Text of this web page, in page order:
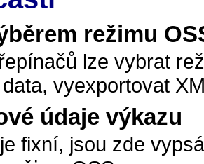
režimu
lze vybrat
vyexportovat
údaje výkazu
fixní, jsou zde